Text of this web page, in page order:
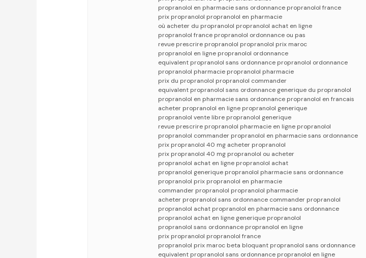
propranolol en pharmacie sans ordonnance propranolol france
prix propranolol propranolol en pharmacie
où acheter du propranolol propranolol achat en ligne
propranolol france propranolol ordonnance ou pas
revue prescrire propranolol propranolol prix maroc
propranolol en ligne propranolol ordonnance
equivalent propranolol sans ordonnance propranolol ordonnance
propranolol pharmacie propranolol pharmacie
prix du propranolol propranolol commander
equivalent propranolol sans ordonnance generique du propranolol
propranolol en pharmacie sans ordonnance propranolol en francais
acheter propranolol en ligne propranolol generique
propranolol vente libre propranolol generique
revue prescrire propranolol pharmacie en ligne propranolol
propranolol commander propranolol en pharmacie sans ordonnance
prix propranolol 40 mg acheter propranolol
prix propranolol 40 mg propranolol ou acheter
propranolol achat en ligne propranolol achat
propranolol generique propranolol pharmacie sans ordonnance
propranolol prix propranolol en pharmacie
commander propranolol propranolol pharmacie
acheter propranolol sans ordonnance commander propranolol
propranolol achat propranolol en pharmacie sans ordonnance
propranolol achat en ligne generique propranolol
propranolol sans ordonnance propranolol en ligne
prix propranolol propranolol france
propranolol prix maroc beta bloquant propranolol sans ordonnance
equivalent propranolol sans ordonnance propranolol en ligne